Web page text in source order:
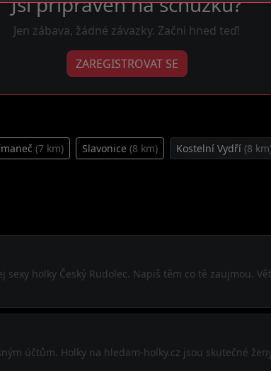
Jen zábava, žádné závazky. Začni hned teď!
ZAREGISTROVAT SE
(7 km) Slavonice (8 km) Kostelní Vydří (8
holky Český Rudolec. Napiš těm co tě zaujmou.
účtům. Holky na hledam-holky.cz jsou skutečné